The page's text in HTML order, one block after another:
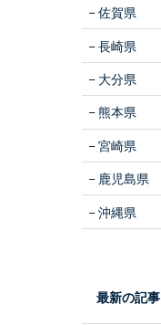
佐賀県
長崎県
大分県
熊本県
宮崎県
鹿児島県
沖縄県
最新の記事